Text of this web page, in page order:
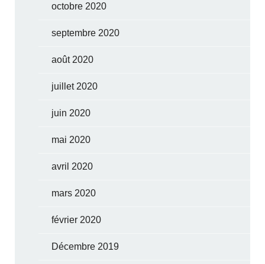
octobre 2020
septembre 2020
août 2020
juillet 2020
juin 2020
mai 2020
avril 2020
mars 2020
février 2020
Décembre 2019